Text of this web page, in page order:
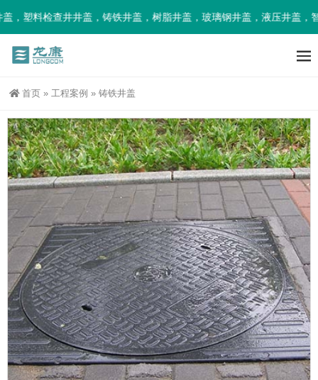
塑料检查井井盖，铸铁井盖，树脂井盖，玻璃钢井盖，液压井盖，智
首页 » 工程案例 » 铸铁井盖